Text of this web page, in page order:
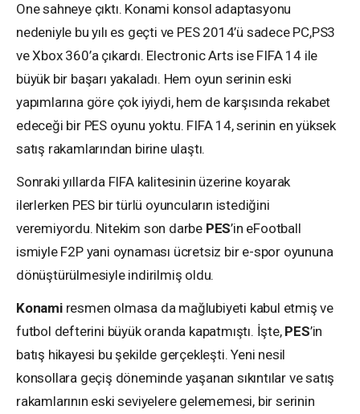
One sahneye çıktı. Konami konsol adaptasyonu
nedeniyle bu yılı es geçti ve PES 2014’ü sadece PC,PS3
ve Xbox 360’a çıkardı. Electronic Arts ise FIFA 14 ile
büyük bir başarı yakaladı. Hem oyun serinin eski
yapımlarına göre çok iyiydi, hem de karşısında rekabet
edeceği bir PES oyunu yoktu. FIFA 14, serinin en yüksek
satış rakamlarından birine ulaştı.
Sonraki yıllarda FIFA kalitesinin üzerine koyarak
ilerlerken PES bir türlü oyuncuların istediğini
veremiyordu. Nitekim son darbe PES’in eFootball
ismiyle F2P yani oynaması ücretsiz bir e-spor oyununa
dönüştürülmesiyle indirilmiş oldu.
Konamiresmen olmasa da mağlubiyeti kabul etmiş ve
futbol defterini büyük oranda kapatmıştı. İşte, PES’in
batış hikayesi bu şekilde gerçekleşti. Yeni nesil
konsollara geçiş döneminde yaşanan sıkıntılar ve satış
rakamlarının eski seviyelere gelememesi, bir serinin